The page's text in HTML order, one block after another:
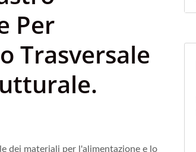
Per
Trasversale
dei materiali per l'alimentazione e lo